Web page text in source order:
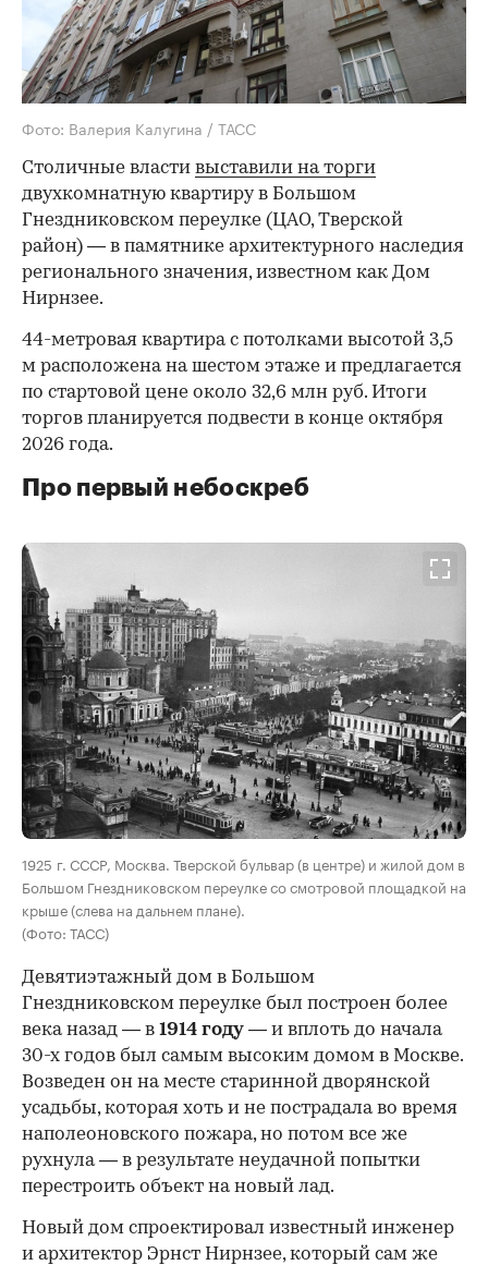
Фото: Валерия Калугина / ТАСС
Столичные власти выставили на торги
двухкомнатную квартиру в Большом
Гнездниковском переулке (ЦАО, Тверской
район) — в памятнике архитектурного наследия
регионального значения, известном как Дом
Нирнзее.
44-метровая квартира с потолками высотой 3,5
м расположена на шестом этаже и предлагается
по стартовой цене около 32,6 млн руб. Итоги
торгов планируется подвести в конце октября
2026 года.
Про первый небоскреб
00:00 / 00:00
1925 г. СССР, Москва. Тверской бульвар (в центре) и жилой дом в
Большом Гнездниковском переулке со смотровой площадкой на
крыше (слева на дальнем плане).
(Фото: ТАСС)
Девятиэтажный дом в Большом
Гнездниковском переулке был построен более
века назад — в 1914 году — и вплоть до начала
30-х годов был самым высоким домом в Москве.
Возведен он на месте старинной дворянской
усадьбы, которая хоть и не пострадала во время
наполеоновского пожара, но потом все же
рухнула — в результате неудачной попытки
перестроить объект на новый лад.
Новый дом спроектировал известный инженер
и архитектор Эрнст Нирнзее, который сам же